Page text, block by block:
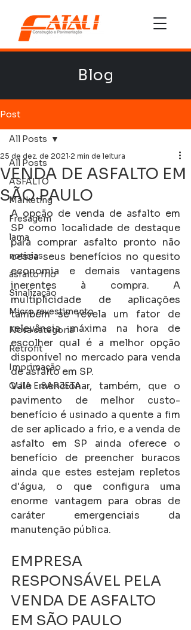
Blog
Post
All Posts
ASFALTO
Marketing
Fresagem
lama
noticias
asfalto frio
Sinalização
Micro revestimento
Nova categoria
Retrofit
Imprimação
GUIA E SARJETA
All Posts
VENDA DE ASFALTO EM
SÃO PAULO
25 de dez. de 2021 2 min de leitura
A opção de venda de asfalto em
SP como localidade de destaque
para comprar asfalto pronto não
cessa seus benefícios no quesito
economia e demais vantagens
inerentes à compra. A
multiplicidade de aplicações
também se revela um fator de
relevância máxima na hora de
escolher qual é a melhor opção
disponível no mercado para venda
de asfalto em SP.
Vale mencionar, também, que o
pavimento de melhor custo-
benefício é usinado a quente a fim
de ser aplicado a frio, e a venda de
asfalto em SP ainda oferece o
benefício de preencher buracos
ainda que estes estejam repletos
d'água, o que configura uma
enorme vantagem para obras de
caráter emergenciais da
manutenção pública.
EMPRESA
RESPONSÁVEL PELA
VENDA DE ASFALTO
EM SÃO PAULO